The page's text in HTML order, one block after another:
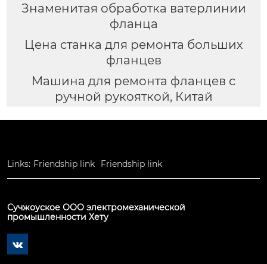
Знаменитая обработка ватерлинии
фланца
Цена станка для ремонта больших
фланцев
Машина для ремонта фланцев с
ручной рукояткой, Китай
Links: Friendship link Friendship link
Сучжоуское ООО электромеханической
промышленности Хету
